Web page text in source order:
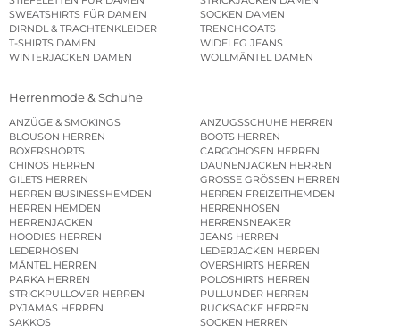
SWEATSHIRTS FÜR DAMEN
SOCKEN DAMEN
DIRNDL & TRACHTENKLEIDER
TRENCHCOATS
T-SHIRTS DAMEN
WIDELEG JEANS
WINTERJACKEN DAMEN
WOLLMÄNTEL DAMEN
Herrenmode & Schuhe
ANZÜGE & SMOKINGS
ANZUGSSCHUHE HERREN
BLOUSON HERREN
BOOTS HERREN
BOXERSHORTS
CARGOHOSEN HERREN
CHINOS HERREN
DAUNENJACKEN HERREN
GILETS HERREN
GROSSE GRÖSSEN HERREN
HERREN BUSINESSHEMDEN
HERREN FREIZEITHEMDEN
HERREN HEMDEN
HERRENHOSEN
HERRENJACKEN
HERRENSNEAKER
HOODIES HERREN
JEANS HERREN
LEDERHOSEN
LEDERJACKEN HERREN
MÄNTEL HERREN
OVERSHIRTS HERREN
PARKA HERREN
POLOSHIRTS HERREN
STRICKPULLOVER HERREN
PULLUNDER HERREN
PYJAMAS HERREN
RUCKSÄCKE HERREN
SAKKOS
SOCKEN HERREN